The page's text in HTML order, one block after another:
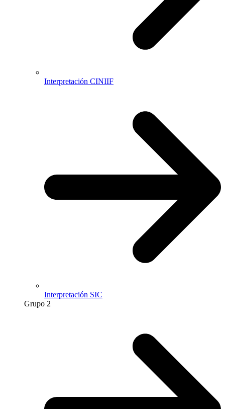
Interpretación CINIIF
Interpretación SIC
Grupo 2